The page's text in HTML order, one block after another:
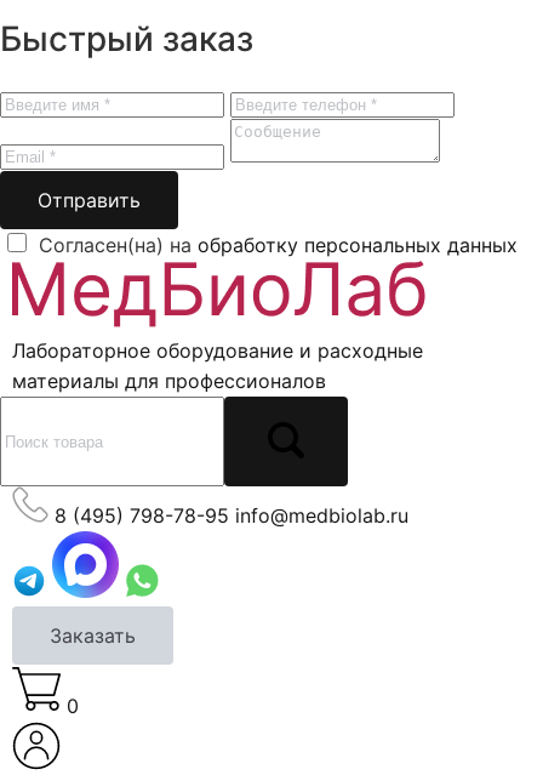
Быстрый заказ
Отправить
Согласен(на) на обработку персональных данных
Лабораторное оборудование и расходные
материалы для профессионалов
8 (495) 798-78-95 info@medbiolab.ru
Заказать
0